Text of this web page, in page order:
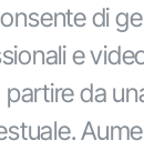
di
e
da